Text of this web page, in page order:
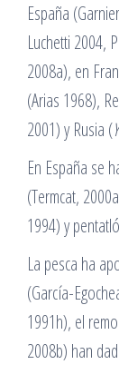
España
Luchetti 2004,
2008a), en
(Arias 1968),
2001) y Rusia (
En España se
(Termcat,
1994) y
La pesca ha
(García-
1991h), el
2008b) han